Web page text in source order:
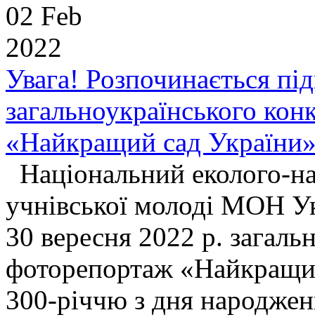
02 Feb
2022
Увага! Розпочинається
загальноукраїнського
«Найкращий сад
Національний еколого-
учнівської молоді МОН
30 вересня 2022 р.
фоторепортаж
300-річчю з дня